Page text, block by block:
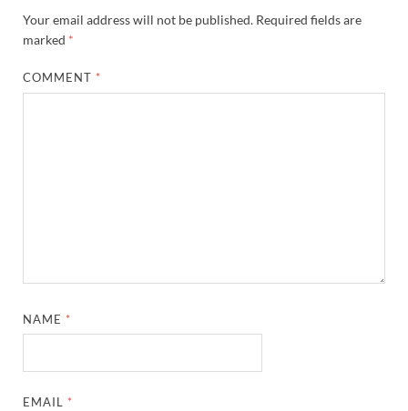
PM Gram Sadak Yojana: प्रधानमंत्री ग्राम सड़क
Your email address will not be published. Required fields are
marked *
COMMENT *
NAME *
EMAIL *